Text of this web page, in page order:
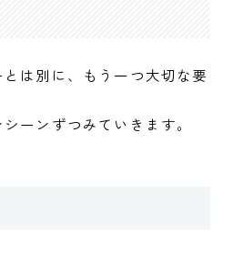
は別に、もう一つ大切な要
ーンずつみていきます。